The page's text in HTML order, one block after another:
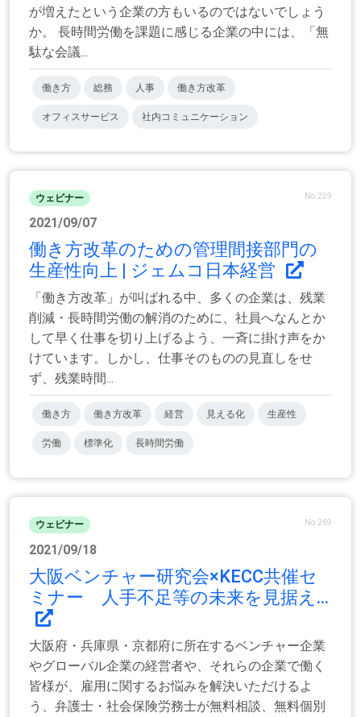
が増えたという企業の方もいるのではないでしょう
か。 長時間労働を課題に感じる企業の中には、「無
駄な会議...
働き方 総務 人事 働き方改革
オフィスサービス 社内コミュニケーション
ウェビナー No.239
2021/09/07
働き方改革のための管理間接部門の
生産性向上 | ジェムコ日本経営
「働き方改革」が叫ばれる中、多くの企業は、残業
削減・長時間労働の解消のために、社員へなんとか
して早く仕事を切り上げるよう、一斉に掛け声をか
けています。しかし、仕事そのものの見直しをせ
ず、残業時間...
働き方 働き方改革 経営 見える化 生産性
労働 標準化 長時間労働
ウェビナー No.269
2021/09/18
大阪ベンチャー研究会×KECC共催セ
ミナー 人手不足等の未来を見据え...
大阪府・兵庫県・京都府に所在するベンチャー企業
やグローバル企業の経営者や、それらの企業で働く
皆様が、雇用に関するお悩みを解決いただけるよ
う、弁護士・社会保険労務士が無料相談、無料個別